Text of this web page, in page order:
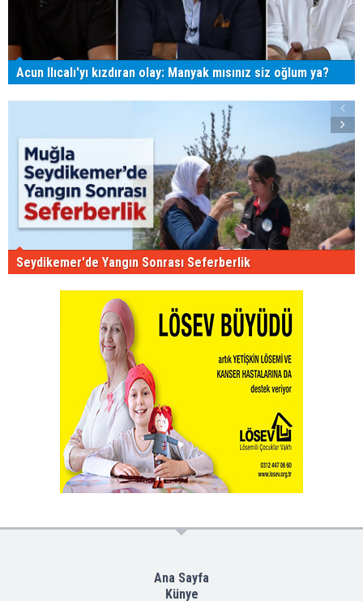
Acun Ilıcalı'yı kızdıran olay: Manyak mısınız siz oğlum ya?
Seydikemer'de Yangın Sonrası Seferberlik
Ana Sayfa
Künye